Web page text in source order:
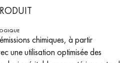
chimiques, à partir
une utilisation optimisée des